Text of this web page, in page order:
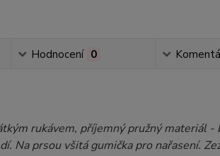
Hodnocení 0
rukávem, příjemný pružný materiál -
Na prsou všitá gumička pro nařasení.